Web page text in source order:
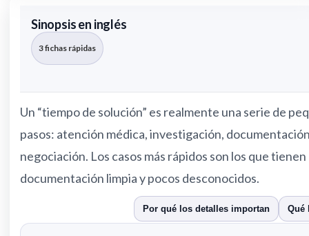
Sinopsis en inglés
3 fichas rápidas
Un “tiempo de solución” es realmente una serie de
pasos: atención médica, investigación,
negociación. Los casos más rápidos son los que tienen
documentación limpia y pocos desconocidos.
Por qué los detalles importan Qué